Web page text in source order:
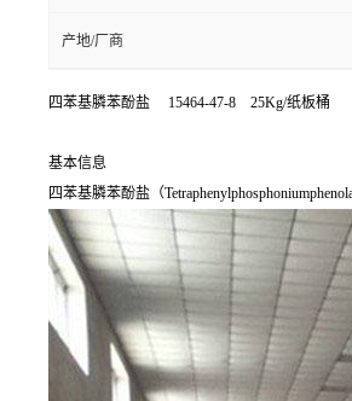
产地/厂商
四苯基膦苯酚盐 15464-47-8 25Kg/纸板桶
基本信息
四苯基膦苯酚盐（